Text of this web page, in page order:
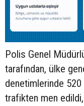
Polis Genel
tarafından, ülke
denetimlerinde
trafikten men